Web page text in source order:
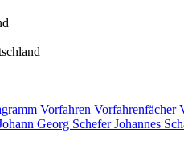
Vorfahren Vorfahrenfächer
Georg Schefer Johannes